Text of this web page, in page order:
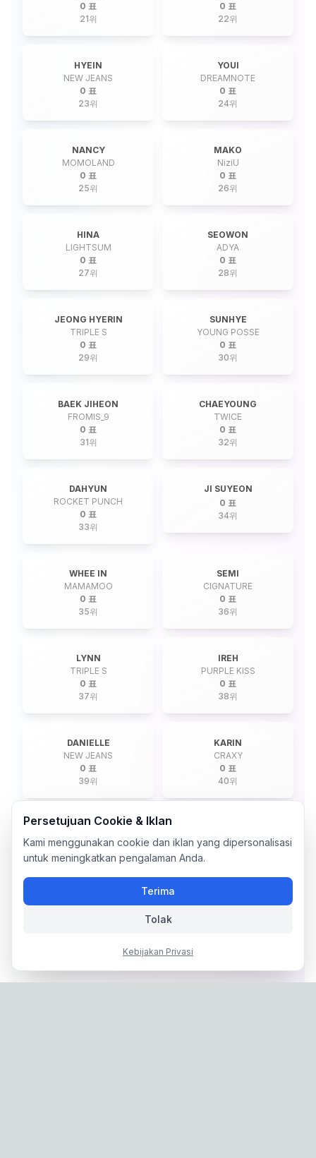
0 표
21위
0 표
22위
HYEIN
NEW JEANS
0 표
23위
YOUI
DREAMNOTE
0 표
24위
NANCY
MOMOLAND
0 표
25위
MAKO
NiziU
0 표
26위
HINA
LIGHTSUM
0 표
27위
SEOWON
ADYA
0 표
28위
JEONG HYERIN
TRIPLE S
0 표
29위
SUNHYE
YOUNG POSSE
0 표
30위
BAEK JIHEON
FROMIS_9
0 표
31위
CHAEYOUNG
TWICE
0 표
32위
DAHYUN
ROCKET PUNCH
0 표
33위
JI SUYEON
0 표
34위
WHEE IN
MAMAMOO
0 표
35위
SEMI
CIGNATURE
0 표
36위
LYNN
TRIPLE S
0 표
37위
IREH
PURPLE KISS
0 표
38위
DANIELLE
NEW JEANS
0 표
39위
KARIN
CRAXY
0 표
40위
Persetujuan Cookie & Iklan
Kami menggunakan cookie dan iklan yang dipersonalisasi
untuk meningkatkan pengalaman Anda.
Terima
Tolak
Kebijakan Privasi